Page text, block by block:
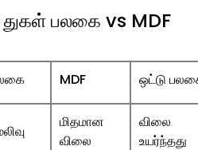
துகள் பலகை vs MDF
MDF ஒட்டு
மிதமான
விலை
விலை
உயர்ந்தது